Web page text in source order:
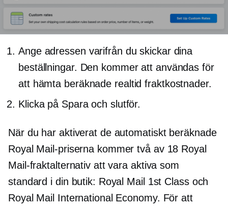
Ange adressen varifrån du skickar dina
beställningar. Den kommer att användas för
att hämta beräknade realtid fraktkostnader.
Klicka på Spara och slutför.
När du har aktiverat de automatiskt beräknade
Royal Mail-priserna kommer två av 18 Royal
Mail-fraktalternativ att vara aktiva som
standard i din butik: Royal Mail 1st Class och
Royal Mail International Economy. För att